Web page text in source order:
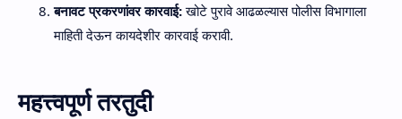
बनावट प्रकरणांवर कारवाई:खोटे पुरावे आढळल्यास पोलीस विभागाला
माहिती देऊन कायदेशीर कारवाई करावी.
महत्त्वपूर्ण तरतुदी